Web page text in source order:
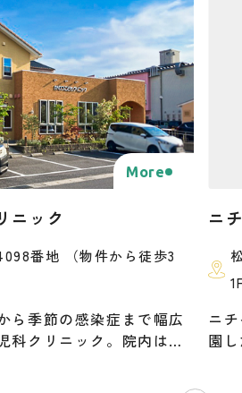
More
ニック
番地 （物件から徒歩3
ら季節の感染症まで幅広
科クリニック。院内は感
ニ
ニ
園